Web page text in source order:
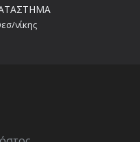
νίκης